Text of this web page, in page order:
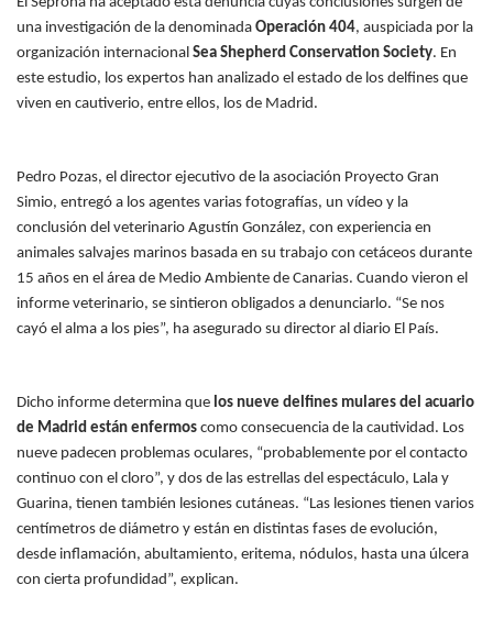
una investigación de la denominada Operación 404, auspiciada por la
organización internacional Sea Shepherd Conservation Society. En
este estudio, los expertos han analizado el estado de los delfines que
viven en cautiverio, entre ellos, los de Madrid.
Pedro Pozas, el director ejecutivo de la asociación Proyecto Gran
Simio, entregó a los agentes varias fotografías, un vídeo y la
conclusión del veterinario Agustín González, con experiencia en
animales salvajes marinos basada en su trabajo con cetáceos durante
15 años en el área de Medio Ambiente de Canarias. Cuando vieron el
informe veterinario, se sintieron obligados a denunciarlo. “Se nos
cayó el alma a los pies”, ha asegurado su director al diario El País.
Dicho informe determina que los nueve delfines mulares del acuario
de Madrid están enfermos como consecuencia de la cautividad. Los
nueve padecen problemas oculares, “probablemente por el contacto
continuo con el cloro”, y dos de las estrellas del espectáculo, Lala y
Guarina, tienen también lesiones cutáneas. “Las lesiones tienen varios
centímetros de diámetro y están en distintas fases de evolución,
desde inflamación, abultamiento, eritema, nódulos, hasta una úlcera
con cierta profundidad”, explican.